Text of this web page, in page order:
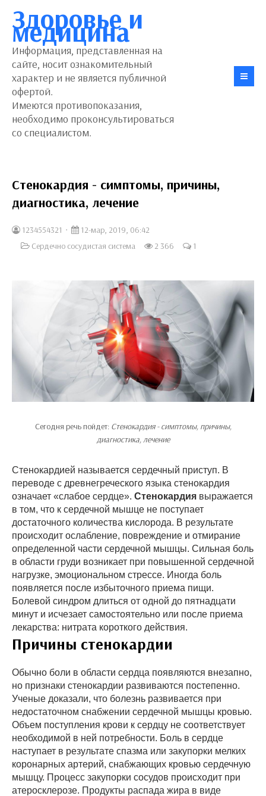
Здоровье и
медицина
Информация, представленная на
сайте, носит ознакомительный
характер и не является публичной
офертой.
Имеются противопоказания,
необходимо проконсультироваться
со специалистом.
Стенокардия - симптомы, причины,
диагностика, лечение
1234554321
12-мар, 2019, 06:42
Сердечно сосудистая система
2 366 1
Сегодня речь пойдет: Стенокардия - симптомы, причины,
диагностика, лечение
Стенокардией называется сердечный приступ. В
переводе с древнегреческого языка стенокардия
означает «слабое сердце». Стенокардия выражается
в том, что к сердечной мышце не поступает
достаточного количества кислорода. В результате
происходит ослабление, повреждение и отмирание
определенной части сердечной мышцы. Сильная боль
в области груди возникает при повышенной сердечной
нагрузке, эмоциональном стрессе. Иногда боль
появляется после избыточного приема пищи.
Болевой синдром длиться от одной до пятнадцати
минут и исчезает самостоятельно или после приема
лекарства: нитрата короткого действия.
Причины стенокардии
Обычно боли в области сердца появляются внезапно,
но признаки стенокардии развиваются постепенно.
Ученые доказали, что болезнь развивается при
недостаточном снабжении сердечной мышцы кровью.
Объем поступления крови к сердцу не соответствует
необходимой в ней потребности. Боль в сердце
наступает в результате спазма или закупорки мелких
коронарных артерий, снабжающих кровью сердечную
мышцу. Процесс закупорки сосудов происходит при
атеросклерозе. Продукты распада жира в виде